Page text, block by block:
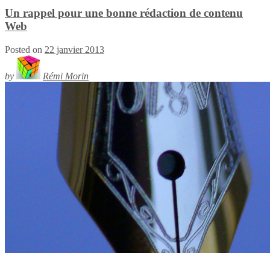
Un rappel pour une bonne rédaction de contenu
Web
Posted on 22 janvier 2013
by Rémi Morin